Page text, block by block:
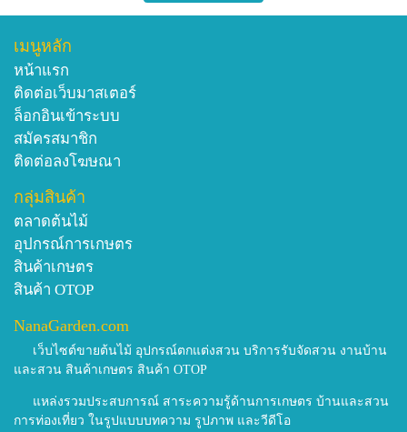
เมนูหลัก
หน้าแรก
ติดต่อเว็บมาสเตอร์
ล็อกอินเข้าระบบ
สมัครสมาชิก
ติดต่อลงโฆษณา
กลุ่มสินค้า
ตลาดต้นไม้
อุปกรณ์การเกษตร
สินค้าเกษตร
สินค้า OTOP
NanaGarden.com
เว็บไซต์ขายต้นไม้ อุปกรณ์ตกแต่งสวน บริการรับจัดสวน งานบ้าน
และสวน สินค้าเกษตร สินค้า OTOP
แหล่งรวมประสบการณ์ สาระความรู้ด้านการเกษตร บ้านและสวน
การท่องเที่ยว ในรูปแบบบทความ รูปภาพ และวีดีโอ